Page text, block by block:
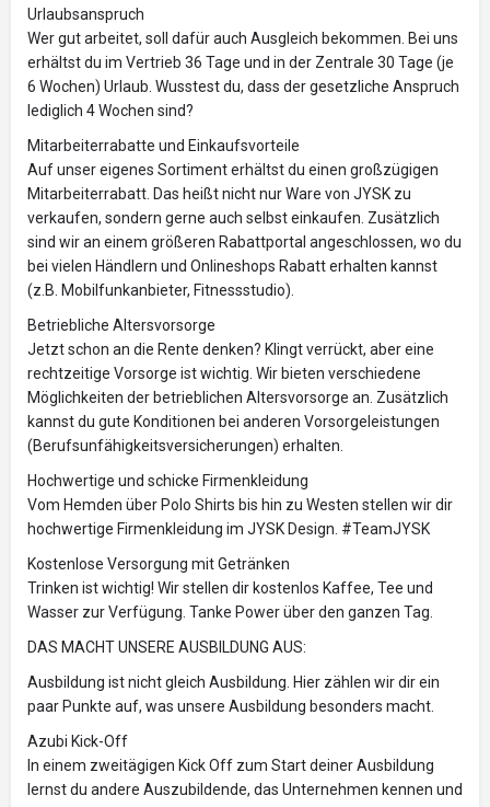
Urlaubsanspruch
Wer gut arbeitet, soll dafür auch Ausgleich bekommen. Bei uns
erhältst du im Vertrieb 36 Tage und in der Zentrale 30 Tage (je
6 Wochen) Urlaub. Wusstest du, dass der gesetzliche Anspruch
lediglich 4 Wochen sind?
Mitarbeiterrabatte und Einkaufsvorteile
Auf unser eigenes Sortiment erhältst du einen großzügigen
Mitarbeiterrabatt. Das heißt nicht nur Ware von JYSK zu
verkaufen, sondern gerne auch selbst einkaufen. Zusätzlich
sind wir an einem größeren Rabattportal angeschlossen, wo du
bei vielen Händlern und Onlineshops Rabatt erhalten kannst
(z.B. Mobilfunkanbieter, Fitnessstudio).
Betriebliche Altersvorsorge
Jetzt schon an die Rente denken? Klingt verrückt, aber eine
rechtzeitige Vorsorge ist wichtig. Wir bieten verschiedene
Möglichkeiten der betrieblichen Altersvorsorge an. Zusätzlich
kannst du gute Konditionen bei anderen Vorsorgeleistungen
(Berufsunfähigkeitsversicherungen) erhalten.
Hochwertige und schicke Firmenkleidung
Vom Hemden über Polo Shirts bis hin zu Westen stellen wir dir
hochwertige Firmenkleidung im JYSK Design. #TeamJYSK
Kostenlose Versorgung mit Getränken
Trinken ist wichtig! Wir stellen dir kostenlos Kaffee, Tee und
Wasser zur Verfügung. Tanke Power über den ganzen Tag.
DAS MACHT UNSERE AUSBILDUNG AUS:
Ausbildung ist nicht gleich Ausbildung. Hier zählen wir dir ein
paar Punkte auf, was unsere Ausbildung besonders macht.
Azubi Kick-Off
In einem zweitägigen Kick Off zum Start deiner Ausbildung
lernst du andere Auszubildende, das Unternehmen kennen und